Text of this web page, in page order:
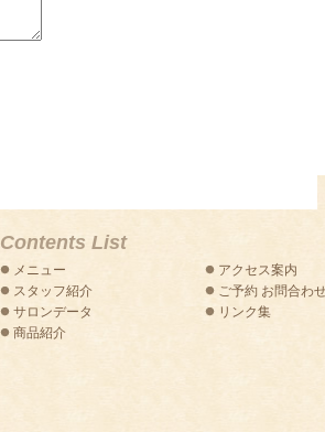
Contents List
メニュー
スタッフ紹介
サロンデータ
商品紹介
アクセス案内
ご予約 お問合わ
リンク集